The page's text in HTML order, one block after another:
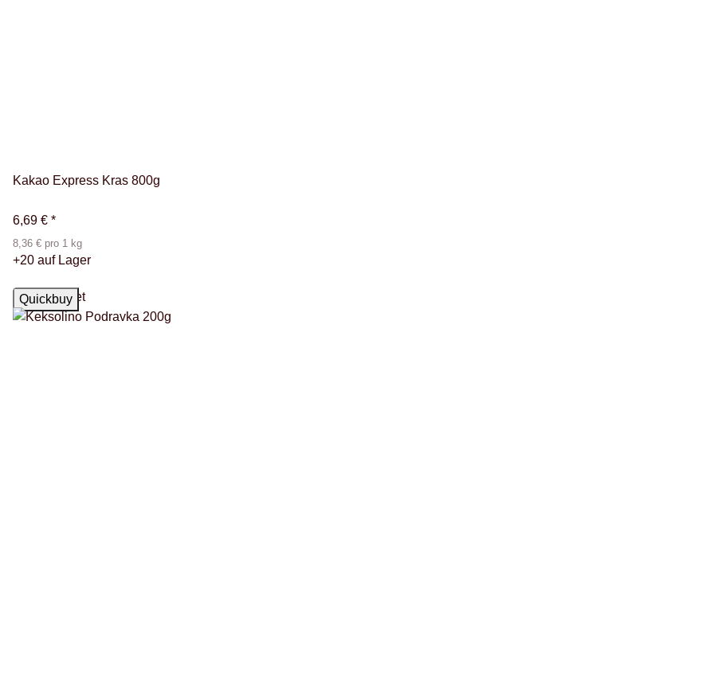
Kakao Express Kras 800g
6,69 € *
8,36 € pro 1 kg
+20 auf Lager
Quickbuy
Top bewertet